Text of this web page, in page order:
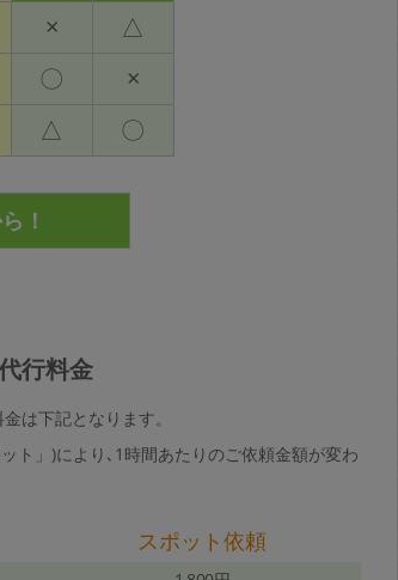
× △
〇 ×
△ 〇
行料金
は下記となります。
ト」)により､1時間あたりのご依頼金額が変わ
スポット依頼